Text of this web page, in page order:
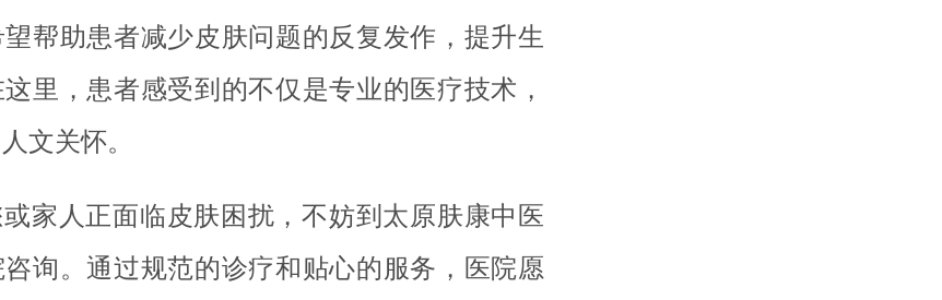
帮助患者减少皮肤问题的反复发作，提升生
里，患者感受到的不仅是专业的医疗技术，
文关怀。
家人正面临皮肤困扰，不妨到太原肤康中医
询。通过规范的诊疗和贴心的服务，医院愿